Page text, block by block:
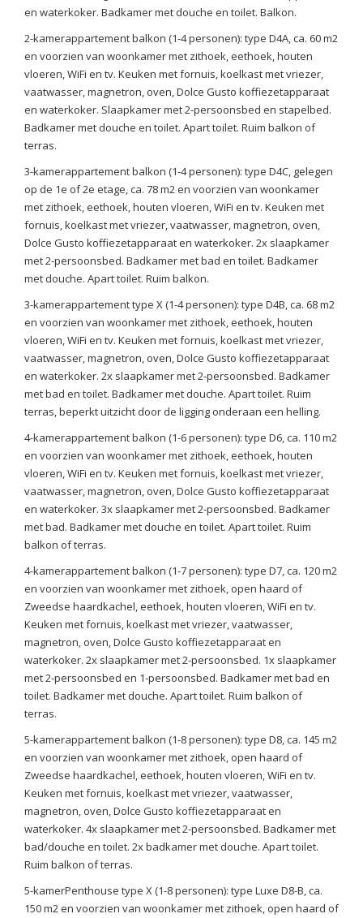
en waterkoker. Badkamer met douche en toilet. Balkon.
2-kamerappartement balkon (1-4 personen): type D4A, ca. 60 m2
en voorzien van woonkamer met zithoek, eethoek, houten
vloeren, WiFi en tv. Keuken met fornuis, koelkast met vriezer,
vaatwasser, magnetron, oven, Dolce Gusto koffiezetapparaat
en waterkoker. Slaapkamer met 2-persoonsbed en stapelbed.
Badkamer met douche en toilet. Apart toilet. Ruim balkon of
terras.
3-kamerappartement balkon (1-4 personen): type D4C, gelegen
op de 1e of 2e etage, ca. 78 m2 en voorzien van woonkamer
met zithoek, eethoek, houten vloeren, WiFi en tv. Keuken met
fornuis, koelkast met vriezer, vaatwasser, magnetron, oven,
Dolce Gusto koffiezetapparaat en waterkoker. 2x slaapkamer
met 2-persoonsbed. Badkamer met bad en toilet. Badkamer
met douche. Apart toilet. Ruim balkon.
3-kamerappartement type X (1-4 personen): type D4B, ca. 68 m2
en voorzien van woonkamer met zithoek, eethoek, houten
vloeren, WiFi en tv. Keuken met fornuis, koelkast met vriezer,
vaatwasser, magnetron, oven, Dolce Gusto koffiezetapparaat
en waterkoker. 2x slaapkamer met 2-persoonsbed. Badkamer
met bad en toilet. Badkamer met douche. Apart toilet. Ruim
terras, beperkt uitzicht door de ligging onderaan een helling.
4-kamerappartement balkon (1-6 personen): type D6, ca. 110 m2
en voorzien van woonkamer met zithoek, eethoek, houten
vloeren, WiFi en tv. Keuken met fornuis, koelkast met vriezer,
vaatwasser, magnetron, oven, Dolce Gusto koffiezetapparaat
en waterkoker. 3x slaapkamer met 2-persoonsbed. Badkamer
met bad. Badkamer met douche en toilet. Apart toilet. Ruim
balkon of terras.
4-kamerappartement balkon (1-7 personen): type D7, ca. 120 m2
en voorzien van woonkamer met zithoek, open haard of
Zweedse haardkachel, eethoek, houten vloeren, WiFi en tv.
Keuken met fornuis, koelkast met vriezer, vaatwasser,
magnetron, oven, Dolce Gusto koffiezetapparaat en
waterkoker. 2x slaapkamer met 2-persoonsbed. 1x slaapkamer
met 2-persoonsbed en 1-persoonsbed. Badkamer met bad en
toilet. Badkamer met douche. Apart toilet. Ruim balkon of
terras.
5-kamerappartement balkon (1-8 personen): type D8, ca. 145 m2
en voorzien van woonkamer met zithoek, open haard of
Zweedse haardkachel, eethoek, houten vloeren, WiFi en tv.
Keuken met fornuis, koelkast met vriezer, vaatwasser,
magnetron, oven, Dolce Gusto koffiezetapparaat en
waterkoker. 4x slaapkamer met 2-persoonsbed. Badkamer met
bad/douche en toilet. 2x badkamer met douche. Apart toilet.
Ruim balkon of terras.
5-kamerPenthouse type X (1-8 personen): type Luxe D8-B, ca.
150 m2 en voorzien van woonkamer met zithoek, open haard of